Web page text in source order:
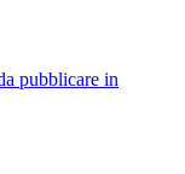
pubblicare in